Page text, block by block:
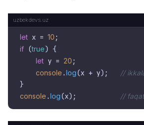
let x = 10
if (true) {
let y = 20 ;
console .log(x + y); //
console .log(x); //